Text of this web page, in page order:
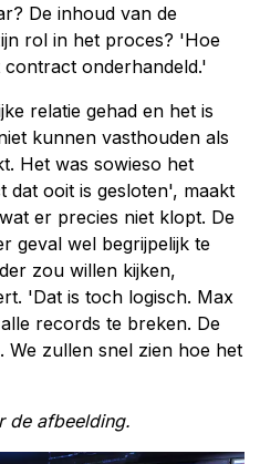
De inhoud van de
rol in het proces? 'Hoe
onderhandeld.'
relatie gehad en het is
kunnen vasthouden als
Het was sowieso het
dat ooit is gesloten', maakt
er precies niet klopt. De
geval wel begrijpelijk te
zou willen kijken,
'Dat is toch logisch. Max
records te breken. De
We zullen snel zien hoe het
de afbeelding.